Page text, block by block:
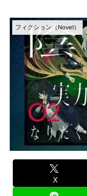
フィクション（Novel）
X